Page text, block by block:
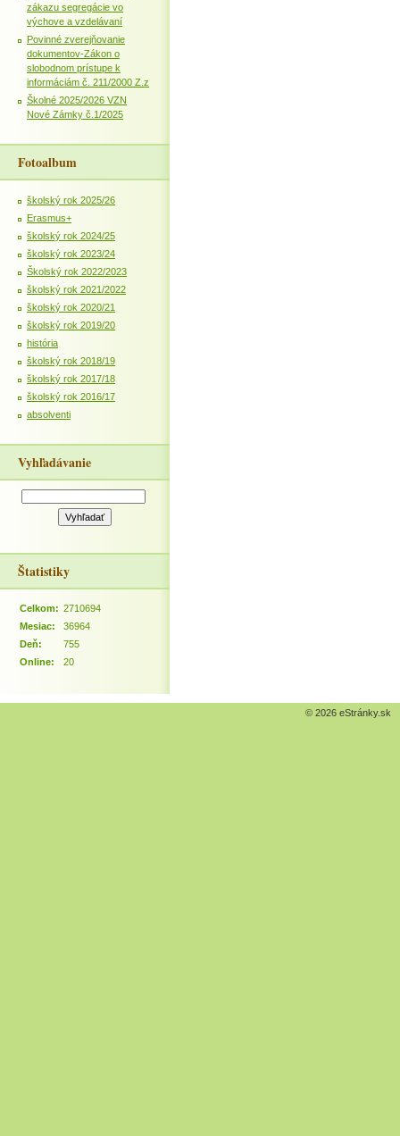
zákazu segregácie vo
výchove a vzdelávaní
Povinné zverejňovanie
dokumentov-Zákon o
slobodnom prístupe k
informáciám č. 211/2000 Z.z
Školné 2025/2026 VZN
Nové Zámky č.1/2025
Fotoalbum
školský rok 2025/26
Erasmus+
školský rok 2024/25
školský rok 2023/24
Školský rok 2022/2023
školský rok 2021/2022
školský rok 2020/21
školský rok 2019/20
história
školský rok 2018/19
školský rok 2017/18
školský rok 2016/17
absolventi
Vyhľadávanie
Štatistiky
Online: 20
Celkom: 2710694
Mesiac:
36964
Deň:
755
© 2026 eStránky.sk